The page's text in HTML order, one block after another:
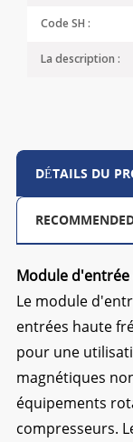
Code SH :
La description :
DÉTAILS DU
Module
Le module
entrées haute
pour une
magnétiques
équipements
compresseurs.